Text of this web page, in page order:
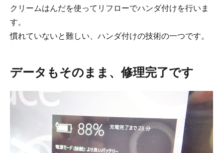
クリームはんだを使ってリフローでハンダ付けを行いま
す。
慣れていないと難しい、ハンダ付けの技術の一つです。
データもそのまま、修理完了です